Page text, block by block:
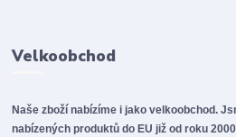
Velkoobchod
Naše zboží nabízíme i jako velkoobchod.
nabízených produktů do EU již od roku